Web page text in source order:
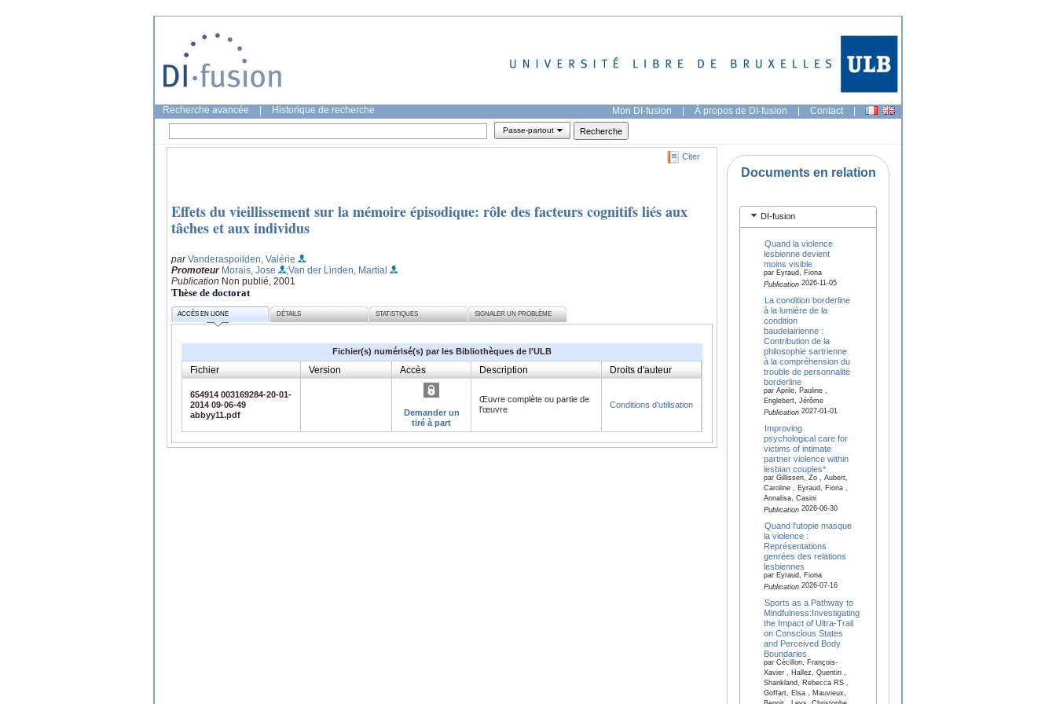
Recherche avancée Historique de recherche Mon DI-fusion | À propos de DI-fusion | Contact |
Passe-partout
Citer
Effets du vieillissement sur la mémoire épisodique: rôle des facteurs cognitifs liés aux
tâches et aux individus
parVanderaspoilden, Valérie
Promoteur Morais, Jose
;Van der Linden, Martial
Publication Non publié, 2001
Thèse de doctorat
ACCÈS EN LIGNE DÉTAILS STATISTIQUES SIGNALER UN PROBLÈME
Fichier(s) numérisé(s) par les Bibliothèques de l'ULB
Fichier Version Accès Description Droits d'auteur
654914 003169284-20-01-
2014 09-06-49
abbyy11.pdf
Demander un
tiré à part
Œuvre complète ou partie de
l'œuvre
Conditions d'utilisation
Documents en relation
DI-fusion
Quand la violence
lesbienne devient
moins visible
par Eyraud, Fiona
Publication2026-11-05
La condition borderline
à la lumière de la
condition
baudelairienne :
Contribution de la
philosophie sartrienne
à la compréhension du
trouble de personnalité
borderline
par Aprile, Pauline ,
Englebert, Jérôme
Publication2027-01-01
Improving
psychological care for
victims of intimate
partner violence within
lesbian couples*
par Gillissen, Zo , Aubert,
Caroline , Eyraud, Fiona ,
Annalisa, Casini
Publication2026-06-30
Quand l'utopie masque
la violence :
Représentations
genrées des relations
lesbiennes
par Eyraud, Fiona
Publication2026-07-16
Sports as a Pathway to
Mindfulness:Investigating
the Impact of Ultra-Trail
on Conscious States
and Perceived Body
Boundaries
par Cécillon, François-
Xavier , Hallez, Quentin ,
Shankland, Rebecca RS ,
Goffart, Elsa , Mauvieux,